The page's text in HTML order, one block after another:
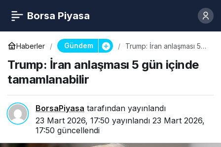
Borsa Piyasa
Haberler Gündem
Trump: İran anlaşması 5
Trump: İran anlaşması 5 gün içinde
tamamlanabilir
BorsaPiyasa tarafından yayınlandı
23 Mart 2026, 17:50 yayınlandı 23 Mart 2026,
17:50 güncellendi